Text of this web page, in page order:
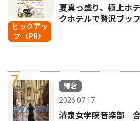
ピックアッ
プ（PR）
夏真っ盛り、極上ホ
クホテルで贅沢ブッ
7
鎌倉
2026.07.17
清泉女学院音楽部